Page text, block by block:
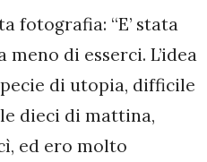
fotografia: “E’ stata
di esserci. L’idea
di utopia, difficile
dieci di mattina,
ed ero molto